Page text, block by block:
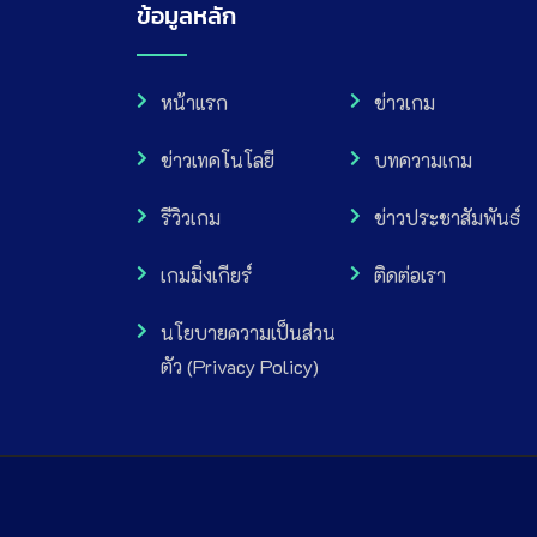
ข้อมูลหลัก
หน้าแรก ข่าวเกม
ข่าวเทคโนโลยี บทความเกม
รีวิวเกม ข่าวประชาสัมพันธ์
เกมมิ่งเกียร์ ติดต่อเรา
นโยบายความเป็นส่วน
ตัว (Privacy Policy)